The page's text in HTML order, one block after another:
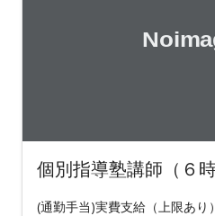
個別指導塾講師（６
(通勤手当)実費支給（上限あり